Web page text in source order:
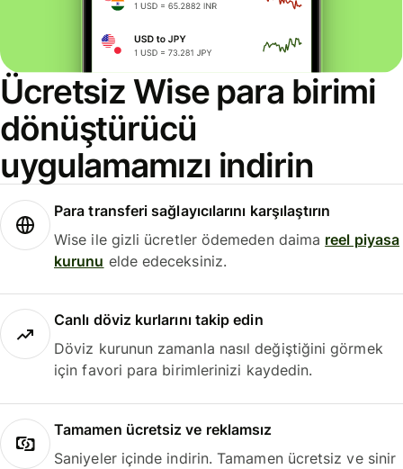
Ücretsiz Wise para birimi
dönüştürücü
uygulamamızı indirin
Para transferi sağlayıcılarını karşılaştırın
Wise ile gizli ücretler ödemeden daima reel piyasa
kurunu elde edeceksiniz.
Canlı döviz kurlarını takip edin
Döviz kurunun zamanla nasıl değiştiğini görmek
için favori para birimlerinizi kaydedin.
Tamamen ücretsiz ve reklamsız
Saniyeler içinde indirin. Tamamen ücretsiz ve sinir